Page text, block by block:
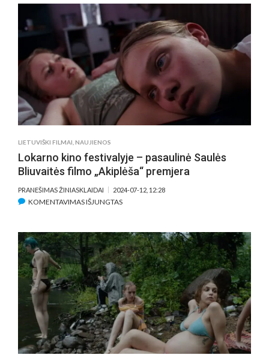
BAREIŠOS
FILMO
„SESĖS“
PASAULINĖ
SUTIKTA
ILGOMIS
OVACIJOMIS
IR
LIETUVIŠKI FILMAI NAUJIENOS
Lokarno kino festivalyje – pasaulinė Saulės
Bliuvaitės filmo „Akiplėša“ premjera
PRANEŠIMAS ŽINIASKLAIDAI 2024-07-12, 12:28
KOMENTAVIMAS IŠJUNGTASĮRAŠE
FESTIVALYJE
–
PASAULINĖ
SAULĖS
BLIUVAITĖS
FILMO
„AKIPLĖŠA“
PREMJERA